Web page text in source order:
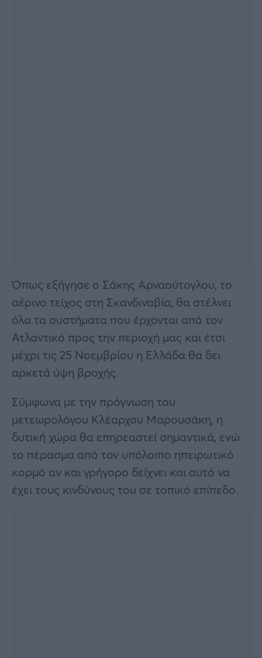
Όπως εξήγησε ο Σάκης Αρναούτογλου, το
αέρινο τείχος στη Σκανδιναβία, θα στέλνει
όλα τα συστήματα που έρχονται από τον
Ατλαντικό προς την περιοχή μας και έτσι
μέχρι τις 25 Νοεμβρίου η Ελλάδα θα δει
αρκετά ύψη βροχής.
Σύμφωνα με την πρόγνωση του
μετεωρολόγου Κλέαρχου Μαρουσάκη, η
δυτική χώρα θα επηρεαστεί σημαντικά, ενώ
το πέρασμα από τον υπόλοιπο ηπειρωτικό
κορμό αν και γρήγορο δείχνει και αυτό να
έχει τους κινδύνους του σε τοπικό επίπεδο.